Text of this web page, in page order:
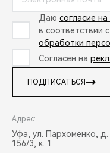
Даю согласие
в соответствии с
обработки
Согласен на
ПОДПИСАТЬСЯ
Адрес:
Уфа, ул. Пархоменко, д.
156/3, к. 1